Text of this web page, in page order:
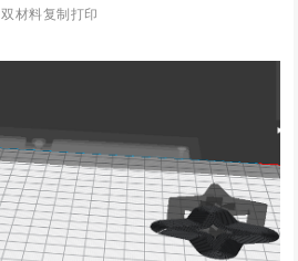
双材料复制打印